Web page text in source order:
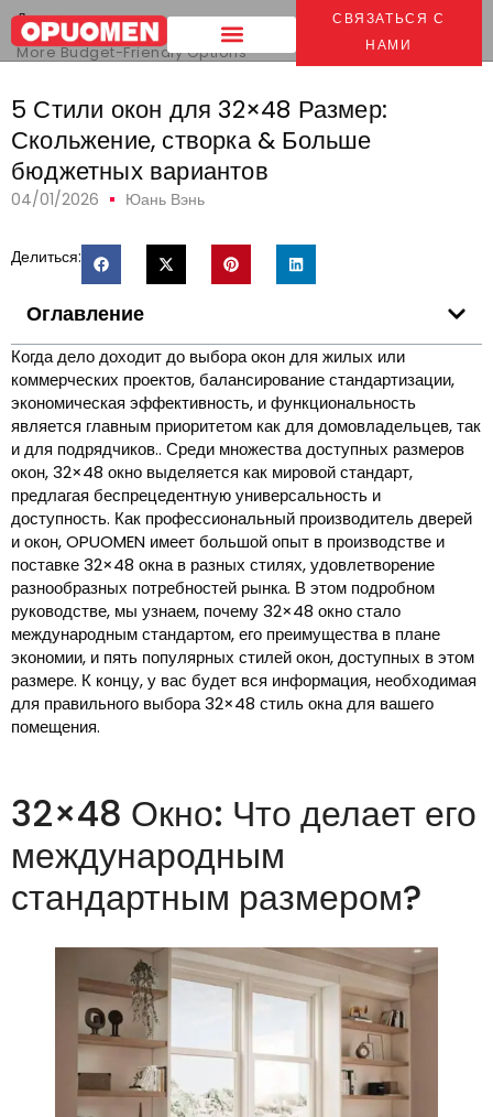
СВЯЗАТЬСЯ С
НАМИ
Дом >
5 Стили окон для размера 32x48: Скольжение, Casement &
More Budget-Friendly Options
5 Стили окон для 32×48 Размер:
Скольжение, створка & Больше
бюджетных вариантов
04/01/2026 Юань Вэнь
Делиться:
Оглавление
Когда дело доходит до выбора окон для жилых или
коммерческих проектов, балансирование стандартизации,
экономическая эффективность, и функциональность
является главным приоритетом как для домовладельцев, так
и для подрядчиков.. Среди множества доступных размеров
окон, 32×48 окно выделяется как мировой стандарт,
предлагая беспрецедентную универсальность и
доступность. Как профессиональный производитель дверей
и окон, OPUOMEN имеет большой опыт в производстве и
поставке 32×48 окна в разных стилях, удовлетворение
разнообразных потребностей рынка. В этом подробном
руководстве, мы узнаем, почему 32×48 окно стало
международным стандартом, его преимущества в плане
экономии, и пять популярных стилей окон, доступных в этом
размере. К концу, у вас будет вся информация, необходимая
для правильного выбора 32×48 стиль окна для вашего
помещения.
32×48 Окно: Что делает его
международным
стандартным размером?